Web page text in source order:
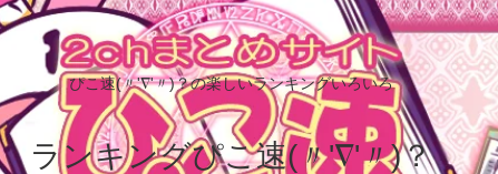
ぴこ速(〃'∇'〃)？の楽しいランキングいろいろ
ランキングぴこ速(〃'∇'〃)？